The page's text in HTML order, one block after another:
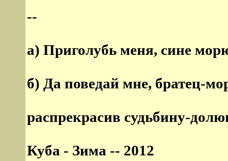
--
а) Приголубь меня, сине
б) Да поведай мне, братец-
распрекрасив судьбину-
Куба - Зима -- 2012